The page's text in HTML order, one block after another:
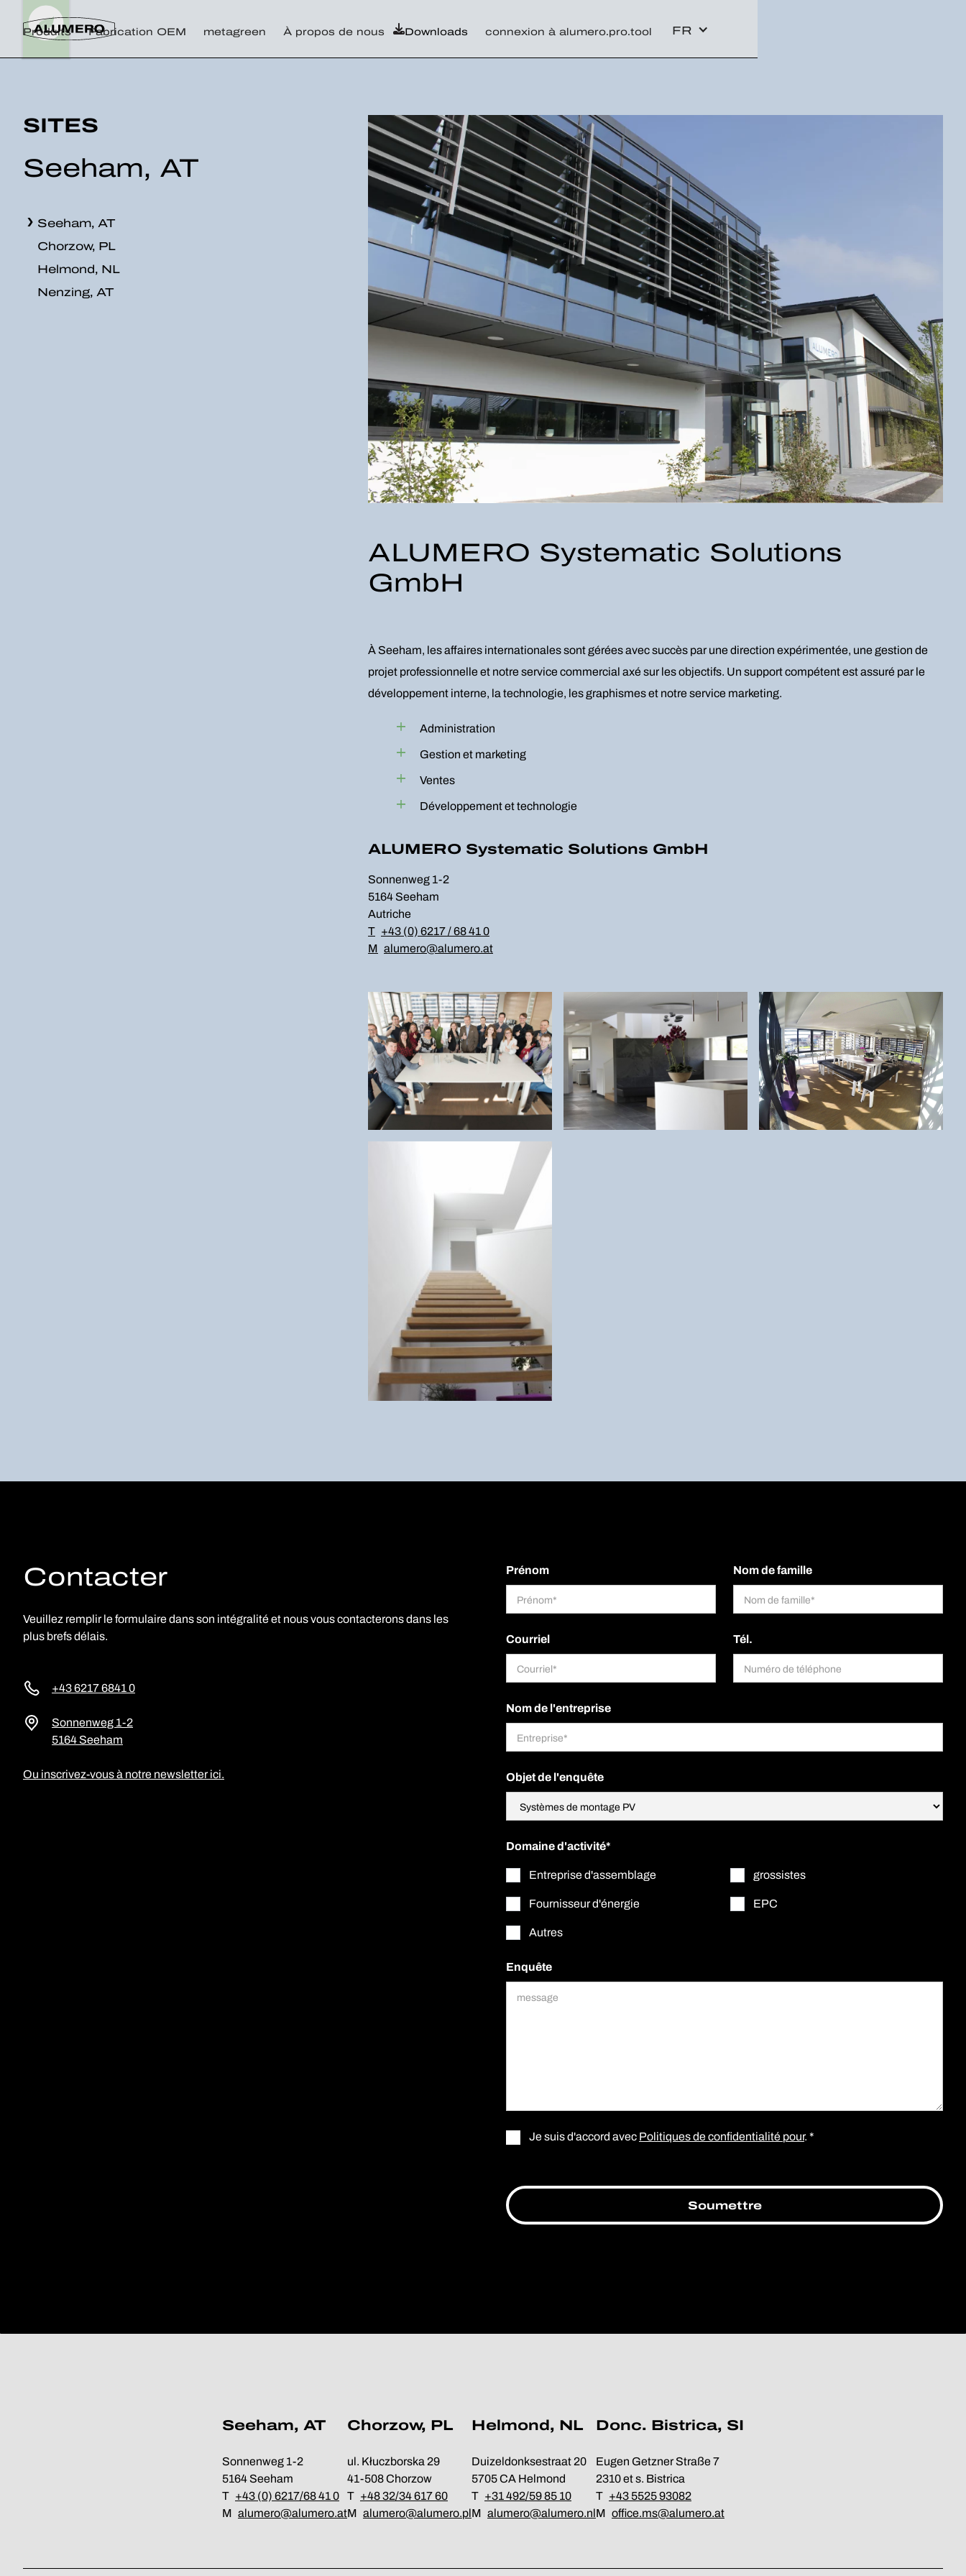
Produits Fabrication OEM metagreen À propos de nous Downloads connexion à alumero.pro.tool FR
SITES
Seeham, AT
Seeham, AT
Chorzow, PL
Helmond, NL
Nenzing, AT
ALUMERO Systematic Solutions
GmbH
À Seeham, les affaires internationales sont gérées avec succès par une direction expérimentée, une gestion de
projet professionnelle et notre service commercial axé sur les objectifs. Un support compétent est assuré par le
développement interne, la technologie, les graphismes et notre service marketing.
Administration
Gestion et marketing
Ventes
Développement et technologie
ALUMERO Systematic Solutions GmbH
Sonnenweg 1-2
5164 Seeham
Autriche
T +43 (0) 6217 / 68 41 0
M alumero@alumero.at
Contacter
Veuillez remplir le formulaire dans son intégralité et nous vous contacterons dans les
plus brefs délais.
+43 6217 6841 0
Sonnenweg 1-2
5164 Seeham
Ou inscrivez-vous à notre newsletter ici.
Prénom Nom de famille
Courriel Tél.
Nom de l'entreprise
Objet de l'enquête
Domaine d'activité*
Entreprise d'assemblage grossistes
Fournisseur d'énergie EPC
Autres
Enquête
Je suis d'accord avec Politiques de confidentialité pour. *
Seeham, AT
Sonnenweg 1-2
5164 Seeham
T +43 (0) 6217/68 41 0
M alumero@alumero.at
Chorzow, PL
ul. Kłuczborska 29
41-508 Chorzow
T +48 32/34 617 60
M alumero@alumero.pl
Helmond, NL
Duizeldonksestraat 20
5705 CA Helmond
T +31 492/59 85 10
M alumero@alumero.nl
Donc. Bistrica, SI
Eugen Getzner Straße 7
2310 et s. Bistrica
T +43 5525 93082
M office.ms@alumero.at